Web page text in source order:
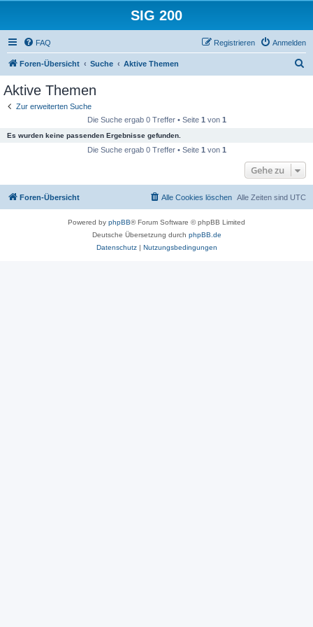
SIG 200
FAQ Anmelden
Registrieren
Foren-Übersicht Suche Aktive Themen
Aktive Themen
Zur erweiterten Suche
Die Suche ergab 0 Treffer • Seite 1 von 1
Es wurden keine passenden Ergebnisse gefunden.
Die Suche ergab 0 Treffer • Seite 1 von 1
Gehe zu
Foren-Übersicht Alle Zeiten sind UTC
Alle Cookies löschen
Powered by phpBB® Forum Software © phpBB Limited
Deutsche Übersetzung durch phpBB.de
Datenschutz| Nutzungsbedingungen